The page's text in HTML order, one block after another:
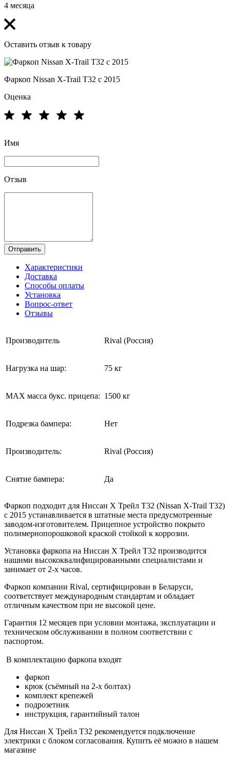
4 месяца
Оставить отзыв к товару
Фаркоп Nissan X-Trail T32 с 2015
Оценка
Имя
Отзыв
Отправить
Характеристики
Доставка
Способы оплаты
Установка
Вопрос-ответ
Отзывы
Производитель Rival (Россия)
Нагрузка на шар: 75 кг
MAX масса букс. прицепа: 1500 кг
Подрезка бампера: Нет
Производитель: Rival (Россия)
Снятие бампера: Да
Фаркоп подходит для Ниссан Х Трейл Т32 (Nissan X-Trail T32)
с 2015 устанавливается в штатные места предусмотренные
заводом-изготовителем. Прицепное устройство покрыто
полимернопорошковой краской стойкой к коррозии.
Установка фаркопа на Ниссан Х Трейл Т32 производится
нашими высококвалифицированными специалистами и
занимает от 2-х часов.
Фаркоп компании Rival, сертифицирован в Беларуси,
соответствует международным стандартам и обладает
отличным качеством при не высокой цене.
Гарантия 12 месяцев при условии монтажа, эксплуатации и
техническом обслуживании в полном соответствии с
паспортом.
В комплектацию фаркопа входят
фаркоп
крюк (съёмный на 2-х болтах)
комплект крепежей
подрозетник
инструкция, гарантийный талон
Для Ниссан Х Трейл Т32 рекомендуется подключение
электрики с блоком согласования. Купить её можно в нашем
магазине